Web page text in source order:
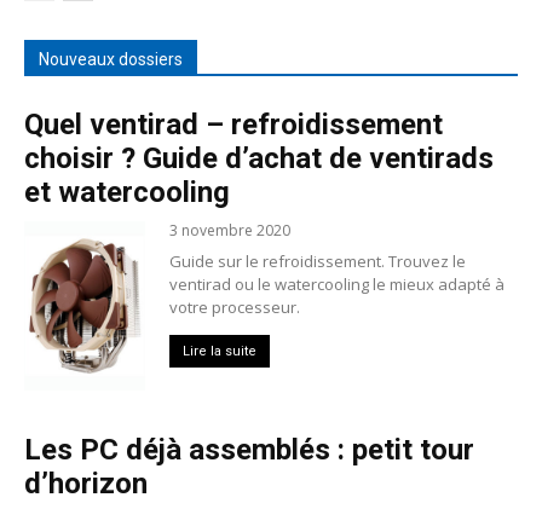
Nouveaux dossiers
Quel ventirad – refroidissement
choisir ? Guide d’achat de ventirads
et watercooling
3 novembre 2020
Guide sur le refroidissement. Trouvez le
ventirad ou le watercooling le mieux adapté à
votre processeur.
Lire la suite
Les PC déjà assemblés : petit tour
d’horizon